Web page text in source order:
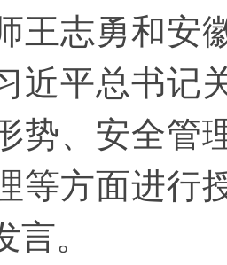
王志勇和安
近平总书记
势、安全管
等方面进行
言。